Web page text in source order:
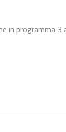
in programma 3